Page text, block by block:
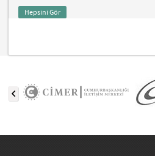
Hepsini Gör